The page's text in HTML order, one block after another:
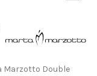
Double